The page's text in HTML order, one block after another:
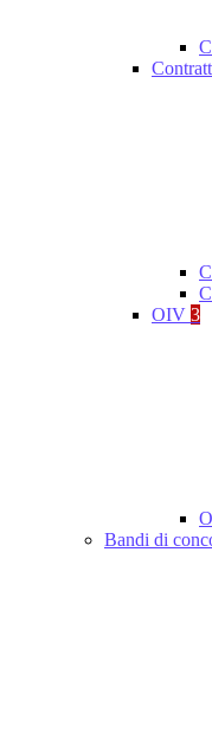
OIV 3
Bandi di